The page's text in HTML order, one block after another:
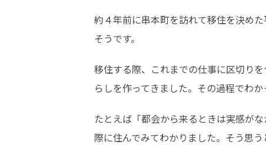
約４年前に串本町を訪れて移住を決め
そうです。
移住する際、これまでの仕事に区切り
らしを作ってきました。その過程でわか
たとえば「都会から来るときは実感が
際に住んでみてわかりました。そう思